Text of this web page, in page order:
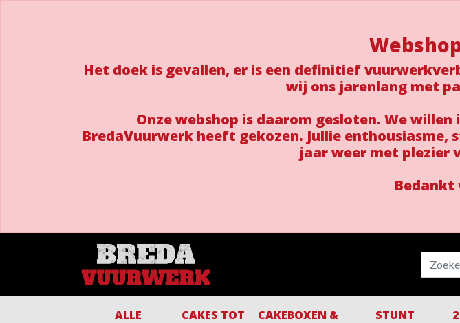
Het doek is gevallen, er is een definitief
wij ons jarenlang met
Onze webshop is daarom gesloten. We
BredaVuurwerk heeft gekozen. Jullie
jaar weer met plezier
Bedankt
ALLE
CAKES TOT
CAKEBOXEN &
STUNT